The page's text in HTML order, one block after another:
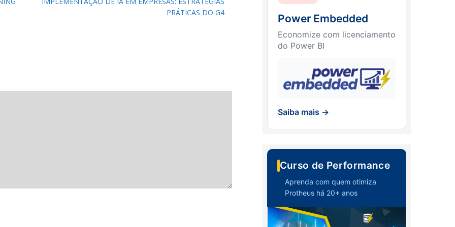
PRÁTICAS DO G4
Power Embedded
Economize com licenciamento
do Power BI
Saiba mais →
Curso de Performance
Aprenda com quem otimiza
Protheus há 20+ anos